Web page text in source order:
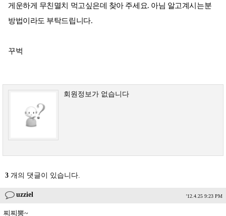
게운하게 무친멸치 먹고싶은데 찾아 주세요. 아님 알고계시는분
방법이라도 부탁드립니다.
꾸벅
회원정보가 없습니다
3 개의 댓글이 있습니다.
uzziel '12.4.25 9:23 PM
찌찌뽕~